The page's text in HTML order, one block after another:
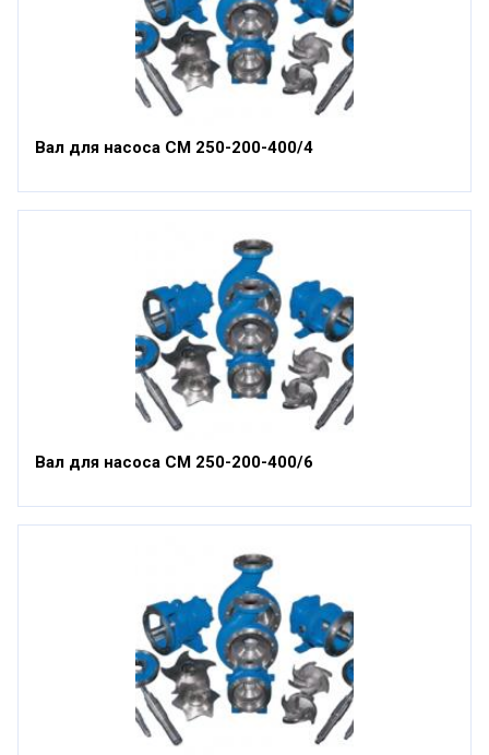
Вал для насоса СМ 250-200-400/4
Вал для насоса СМ 250-200-400/6